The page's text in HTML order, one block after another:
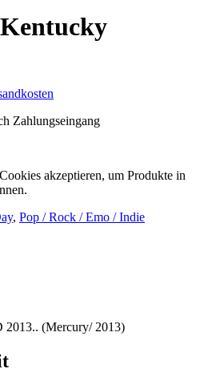
Zahlungseingang
akzeptieren, um Produkte in
, Pop / Rock / Emo / Indie
2013.. (Mercury/ 2013)